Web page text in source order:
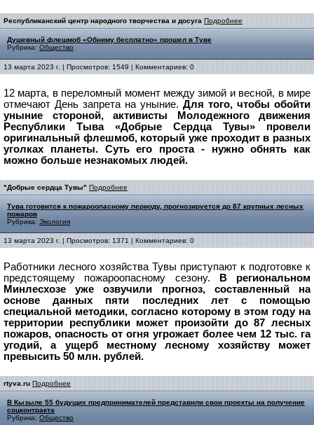
Республиканский центр народного творчества и досуга Подробнее
Душевный флешмоб «Обниму бесплатно» прошел в Туве
Рубрика: Общество
13 марта 2023 г. | Просмотров: 1549 | Комментариев: 0
12 марта, в переломный момент между зимой и весной, в мире
отмечают День запрета на уныние. Для того, чтобы обойти
уныние стороной, активисты Молодежного движения
Республики Тыва «Добрые Сердца Тувы» провели
оригинальный флешмоб, который уже проходит в разных
уголках планеты. Суть его проста - нужно обнять как
можно больше незнакомых людей.
"Добрые сердца Тувы" Подробнее
Тува готовится к пожароопасному периоду, прогнозируется до 87 крупных лесных
пожаров
Рубрика: Экология
13 марта 2023 г. | Просмотров: 1371 | Комментариев: 0
Работники лесного хозяйства Тувы приступают к подготовке к
предстоящему пожароопасному сезону.
В региональном
Минлесхозе уже озвучили прогноз, составленный на
основе данных пяти последних лет с помощью
специальной методики, согласно которому в этом году на
территории республики может произойти до 87 лесных
пожаров, опасность от огня угрожает более чем 12 тыс. га
угодий, а ущерб местному лесному хозяйству может
превысить 50 млн. рублей.
rtyva.ru Подробнее
В Кызыле 55 будущих предпринимателей представили свои проекты на получение
соцконтракта
Рубрика: Общество